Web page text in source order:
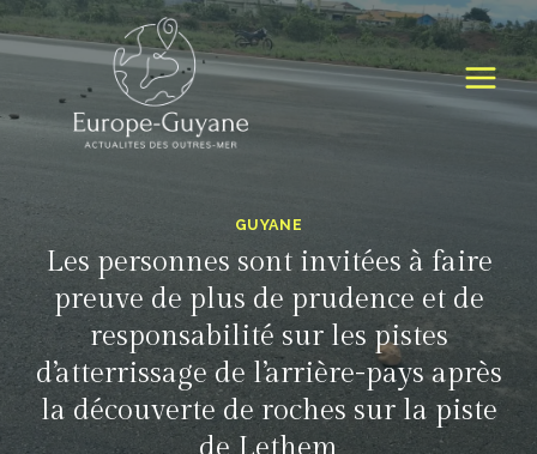
Skip
to
GUYANE
Les personnes sont invitées à faire
preuve de plus de prudence et de
responsabilité sur les pistes
d’atterrissage de l’arrière-pays après
la découverte de roches sur la piste